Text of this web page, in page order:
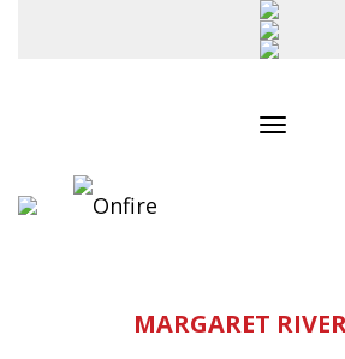
MARGARET